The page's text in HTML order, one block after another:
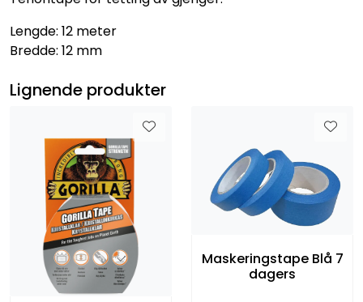
Lengde: 12 meter
Bredde: 12 mm
Lignende produkter
Maskeringstape Blå 7
dagers